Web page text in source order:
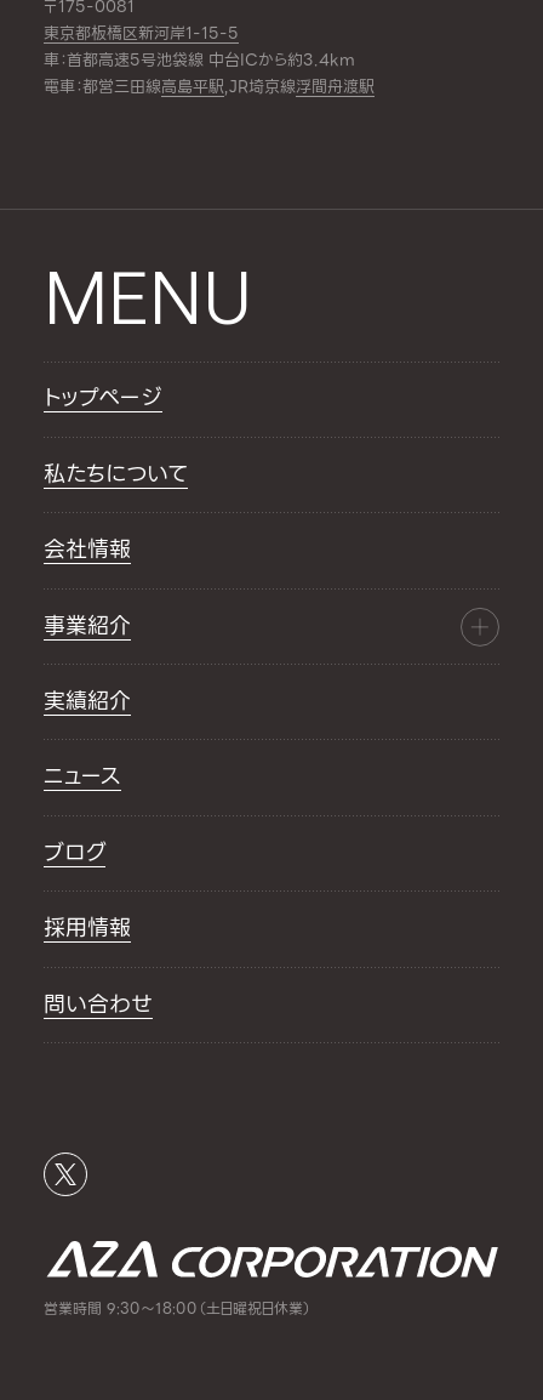
〒175-0081
東京都板橋区新河岸1-15-5
車：首都高速5号池袋線 中台ICから約3.4km
電車：都営三田線高島平駅,JR埼京線浮間舟渡駅
MENU
トップページ
私たちについて
会社情報
事業紹介
実績紹介
ニュース
ブログ
採用情報
問い合わせ
営業時間 9:30～18:00（土日曜祝日休業）